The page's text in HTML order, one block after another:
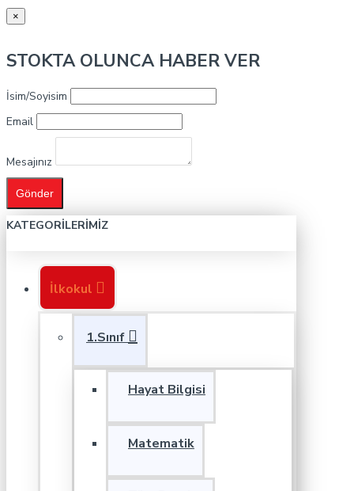
×
STOKTA OLUNCA HABER VER
İsim/Soyisim
Email
Mesajınız
Gönder
KATEGORILERIMIZ
İlkokul
1.Sınıf
Hayat Bilgisi
Matematik